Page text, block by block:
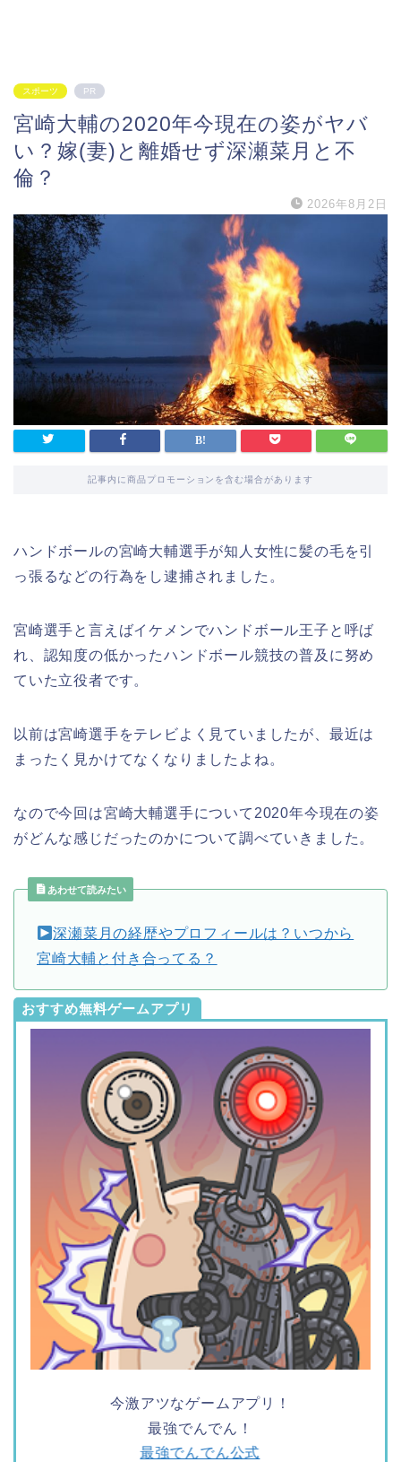
スポーツ PR
宮崎大輔の2020年今現在の姿がヤバ
い？嫁(妻)と離婚せず深瀬菜月と不
倫？
2026年8月2日
記事内に商品プロモーションを含む場合があります
ハンドボールの宮崎大輔選手が知人女性に髪の毛を引
っ張るなどの行為をし逮捕されました。
宮崎選手と言えばイケメンでハンドボール王子と呼ば
れ、認知度の低かったハンドボール競技の普及に努め
ていた立役者です。
以前は宮崎選手をテレビよく見ていましたが、最近は
まったく見かけてなくなりましたよね。
なので今回は宮崎大輔選手について2020年今現在の姿
がどんな感じだったのかについて調べていきました。
あわせて読みたい
深瀬菜月の経歴やプロフィールは？いつから
宮崎大輔と付き合ってる？
おすすめ無料ゲームアプリ
今激アツなゲームアプリ！
最強でんでん！
最強でんでん公式